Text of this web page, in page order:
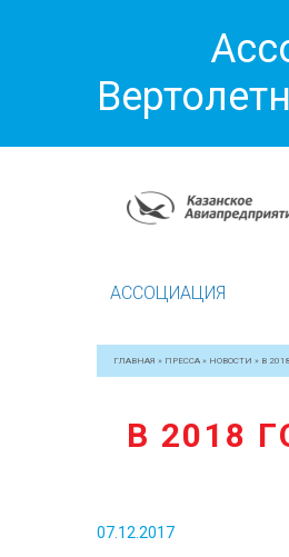
АССОЦИАЦИЯ
ГЛАВНАЯ » ПРЕССА » НОВОСТИ » В
В 2018
07.12.2017